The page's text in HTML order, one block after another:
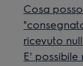
Cosa
ricevuto
E'